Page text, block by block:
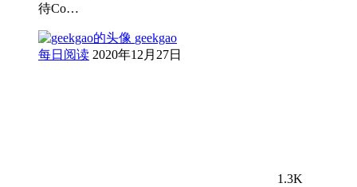
待Co…
geekgao
每日阅读 2020年12月27日
1.3K